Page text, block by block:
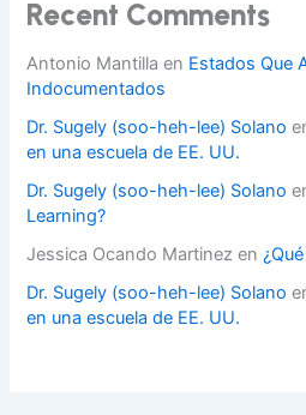
Recent Comments
Antonio Mantilla en Estados Que
Indocumentados
Dr. Sugely (soo-heh-lee) Solano
en una escuela de EE. UU.
Dr. Sugely (soo-heh-lee) Solano
Learning?
Jessica Ocando Martinez en
Dr. Sugely (soo-heh-lee) Solano
en una escuela de EE. UU.